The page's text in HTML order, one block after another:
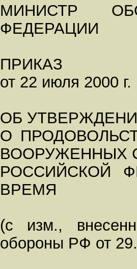
МИНИСТР
ФЕДЕРАЦИИ
ПРИКАЗ
от 22 июля 2000 г.
ОБ
О
ВООРУЖЕННЫХ
РОССИЙСКОЙ
ВРЕМЯ
(с изм.,
обороны РФ от